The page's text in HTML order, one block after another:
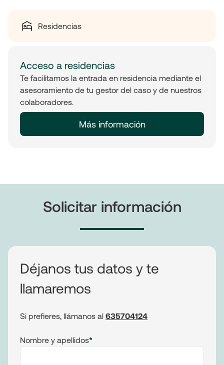
Residencias
Acceso a residencias
Te facilitamos la entrada en residencia mediante el
asesoramiento de tu gestor del caso y de nuestros
colaboradores.
Más información
Solicitar información
Déjanos tus datos y te
llamaremos
Si prefieres, llámanos al 635704124
Nombre y apellidos*